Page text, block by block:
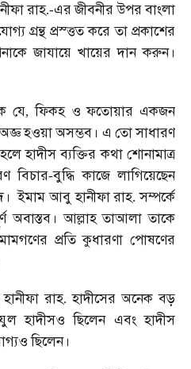
রাহ.-এরজীবনীরউপরবাংলা
গ্রন্থ প্রস্ত্তত করে তা প্রকাশের
জাযায়ে খায়ের দান করুন।
যে,ফিকহ ও ফতোয়ার একজন
অজ্ঞহওয়া অসম্ভব। এ তোসাধারণ
হাদীস ব্যক্তির কথা শোনামাত্র
বিচার-বুদ্ধি কাজে লাগিয়েছেন
ইমাম আবু হানীফা রাহ.সম্পর্কে
অবাস্তব। আল্লাহ তাআলা তাকে
প্রতি কুধারণা পোষণের
হানীফা রাহ.হাদীসের অনেক বড়
হাদীসও ছিলেন এবং হাদীস
ছিলেন।